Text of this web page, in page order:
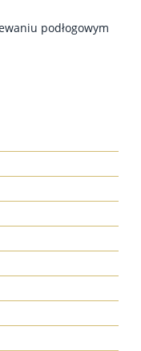
podłogowym